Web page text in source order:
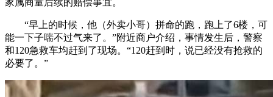
家属商量后续的赔偿事宜。
“早上的时候，他（外卖小哥）拼命的跑，跑上了6楼，可
能一下子喘不过气来了。”附近商户介绍，事情发生后，警察
和120急救车均赶到了现场。“120赶到时，说已经没有抢救的
必要了。”